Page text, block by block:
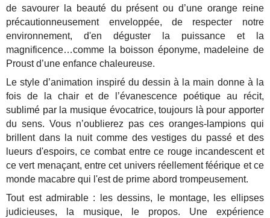
de savourer la beauté du présent ou d’une orange reine
précautionneusement enveloppée, de respecter notre
environnement, d'en déguster la puissance et la
magnificence…comme la boisson éponyme, madeleine de
Proust d’une enfance chaleureuse.
Le style d’animation inspiré du dessin à la main donne à la
fois de la chair et de l’évanescence poétique au récit,
sublimé par la musique évocatrice, toujours là pour apporter
du sens. Vous n’oublierez pas ces oranges-lampions qui
brillent dans la nuit comme des vestiges du passé et des
lueurs d'espoirs, ce combat entre ce rouge incandescent et
ce vert menaçant, entre cet univers réellement féérique et ce
monde macabre qui l'est de prime abord trompeusement.
Tout est admirable : les dessins, le montage, les ellipses
judicieuses, la musique, le propos. Une expérience